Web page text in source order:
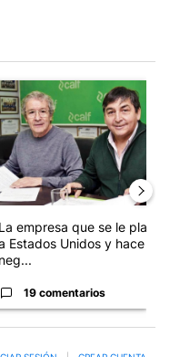
"Milei despidió a Jorge
artículo de tendencia con
La empresa que se le plantó
Estados Unidos y hace
neg...
19 comentarios